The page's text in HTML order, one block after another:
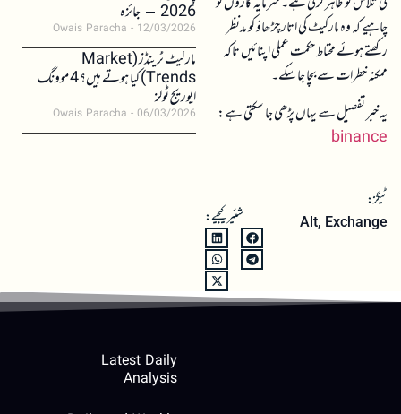
چاہیے کہ وہ مارکیٹ کی اتار چڑھاؤ کو مدنظر
رکھتے ہوئے محتاط حکمت عملی اپنائیں تاکہ
ممکنہ خطرات سے بچا جا سکے۔
یہ خبر تفصیل سے یہاں پڑھی جا سکتی ہے:
binance
ٹیگز:
Alt, Exchange شئیر کیجیے:
2026 – جائزہ
Owais Paracha 12/03/2026
مارکیٹ ٹرینڈز (Market
Trends) کیا ہوتے ہیں؟ 4 موونگ
ایوریج ٹولز
Owais Paracha 06/03/2026
Latest Daily
Analysis